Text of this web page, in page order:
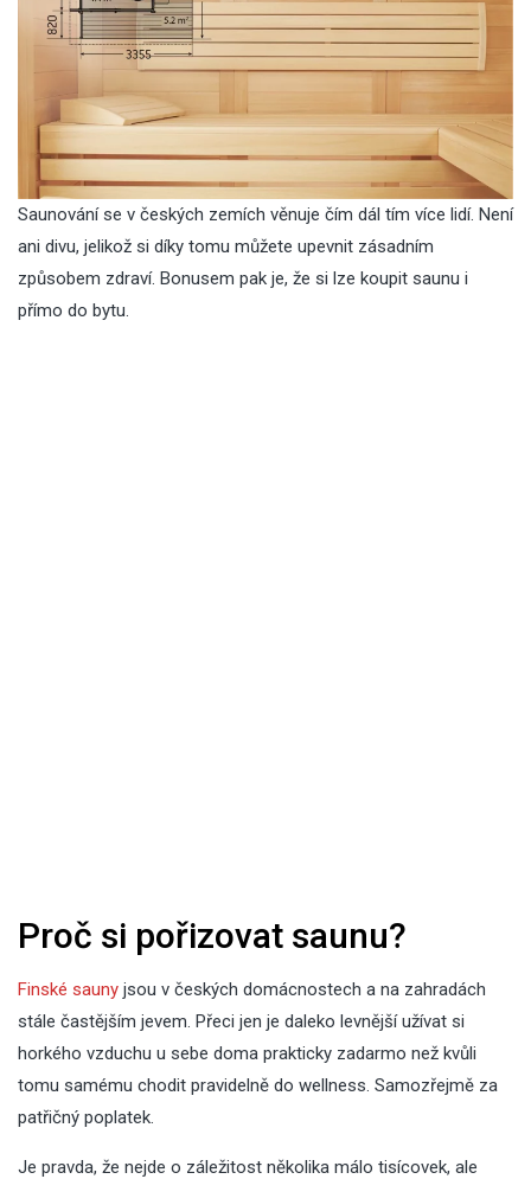
Saunování se v českých zemích věnuje čím dál tím více lidí. Není
ani divu, jelikož si díky tomu můžete upevnit zásadním
způsobem zdraví. Bonusem pak je, že si lze koupit saunu i
přímo do bytu.
Proč si pořizovat saunu?
Finské sauny jsou v českých domácnostech a na zahradách
stále častějším jevem. Přeci jen je daleko levnější užívat si
horkého vzduchu u sebe doma prakticky zadarmo než kvůli
tomu samému chodit pravidelně do wellness. Samozřejmě za
patřičný poplatek.
Je pravda, že nejde o záležitost několika málo tisícovek, ale